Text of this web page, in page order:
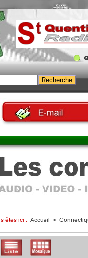
êtes ici : Accueil >